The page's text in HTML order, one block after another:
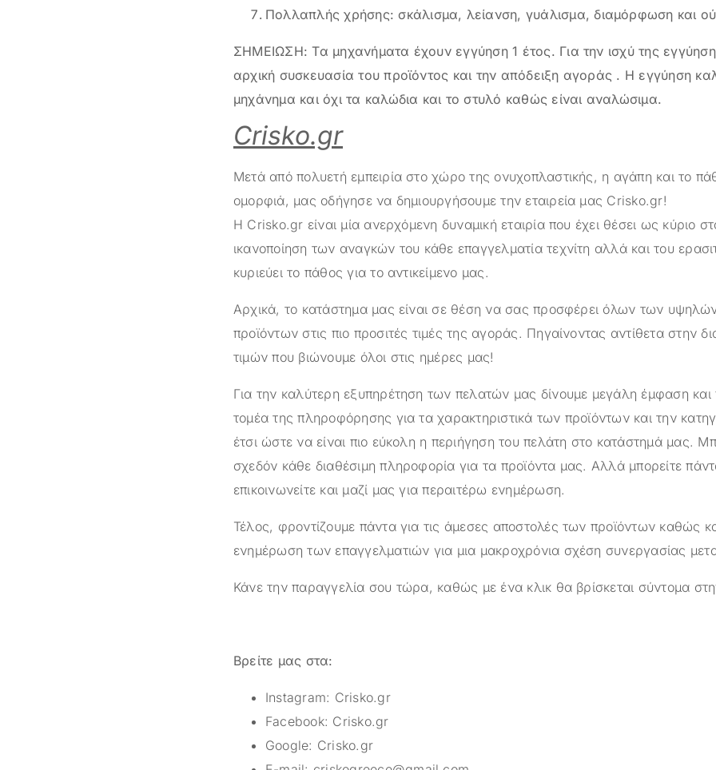
Πολλαπλής χρήσης: σκάλισμα, λείανση, γυάλισμα, διαμόρφωση και
ΣΗΜΕΙΩΣΗ: Τα μηχανήματα έχουν εγγύηση 1 έτος. Για την ισχύ της
αρχική συσκευασία του προϊόντος και την απόδειξη αγοράς . Η εγγύηση
μηχάνημα και όχι τα καλώδια και το στυλό καθώς είναι αναλώσιμα.
Crisko.gr
Μετά από πολυετή εμπειρία στο χώρο της ονυχοπλαστικής, η αγάπη και το
ομορφιά, μας οδήγησε να δημιουργήσουμε την εταιρεία μας Crisko.gr!
Η Crisko.gr είναι μία ανερχόμενη δυναμική εταιρία που έχει θέσει ως κύριο
ικανοποίηση των αναγκών του κάθε επαγγελματία τεχνίτη αλλά και του
κυριεύει το πάθος για το αντικείμενο μας.
Αρχικά, το κατάστημα μας είναι σε θέση να σας προσφέρει όλων των
προϊόντων στις πιο προσιτές τιμές της αγοράς. Πηγαίνοντας αντίθετα στην
τιμών που βιώνουμε όλοι στις ημέρες μας!
Για την καλύτερη εξυπηρέτηση των πελατών μας δίνουμε μεγάλη έμφαση και
τομέα της πληροφόρησης για τα χαρακτηριστικά των προϊόντων και την
έτσι ώστε να είναι πιο εύκολη η περιήγηση του πελάτη στο κατάστημά μας.
σχεδόν κάθε διαθέσιμη πληροφορία για τα προϊόντα μας. Αλλά μπορείτε
επικοινωνείτε και μαζί μας για περαιτέρω ενημέρωση.
Τέλος, φροντίζουμε πάντα για τις άμεσες αποστολές των προϊόντων καθώς
ενημέρωση των επαγγελματιών για μια μακροχρόνια σχέση συνεργασίας
Κάνε την παραγγελία σου τώρα, καθώς με ένα κλικ θα βρίσκεται σύντομα
Βρείτε μας στα:
Instagram: Crisko.gr
Facebook: Crisko.gr
Google: Crisko.gr